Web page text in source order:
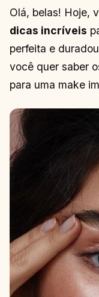
Olá, belas! Hoje,
dicas incríveis
perfeita e
você quer saber
para uma make